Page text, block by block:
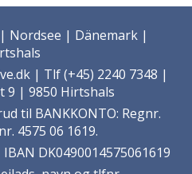
| Nordsee | Dänemark |
| Tlf (+45) 2240 7348 |
| 9850 Hirtshals
til BANKKONTO: Regnr.
4575 06 1619.
DK0490014575061619